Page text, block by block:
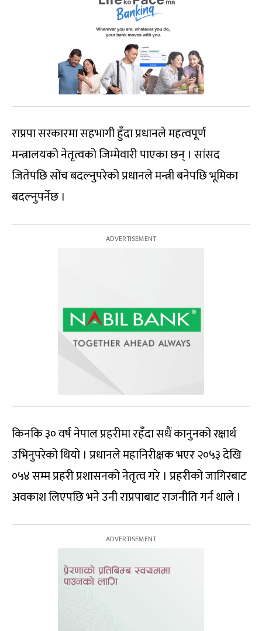
राप्रपा सरकारमा सहभागी हुँदा प्रधानले महत्वपूर्ण
मन्त्रालयको नेतृत्वको जिम्मेवारी पाएका छन् । सांसद
जितेपछि सोंच बदल्नुपरेको प्रधानले मन्त्री बनेपछि भूमिका
बदल्नुपर्नेछ ।
किनकि ३० वर्ष नेपाल प्रहरीमा रहँदा सधैं कानुनको रक्षार्थ
उभिनुपरेको थियो । प्रधानले महानिरीक्षक भएर २०५३ देखि
०५४ सम्म प्रहरी प्रशासनको नेतृत्व गरे । प्रहरीको जागिरबाट
अवकाश लिएपछि भने उनी राप्रपाबाट राजनीति गर्न थाले ।